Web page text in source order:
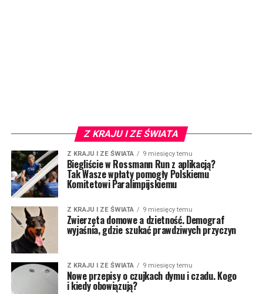
Z KRAJU I ZE ŚWIATA
Z KRAJU I ZE ŚWIATA 9 miesięcy temu
Biegliście w Rossmann Run z aplikacją?
Tak Wasze wpłaty pomogły Polskiemu
Komitetowi Paralimpijskiemu
Z KRAJU I ZE ŚWIATA 9 miesięcy temu
Zwierzęta domowe a dzietność. Demograf
wyjaśnia, gdzie szukać prawdziwych przyczyn
Z KRAJU I ZE ŚWIATA 9 miesięcy temu
Nowe przepisy o czujkach dymu i czadu. Kogo
i kiedy obowiązują?